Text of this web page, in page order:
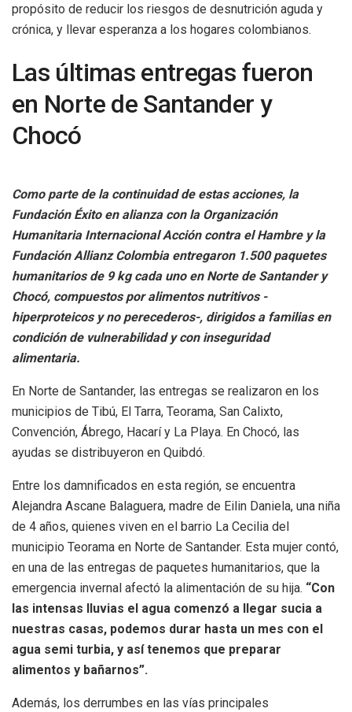
propósito de reducir los riesgos de desnutrición aguda y
crónica, y llevar esperanza a los hogares colombianos.
Las últimas entregas fueron
en Norte de Santander y
Chocó
Como parte de la continuidad de estas acciones, la
Fundación Éxito en alianza con la Organización
Humanitaria Internacional Acción contra el Hambre y la
Fundación Allianz Colombia entregaron 1.500 paquetes
humanitarios de 9 kg cada uno en Norte de Santander y
Chocó, compuestos por alimentos nutritivos -
hiperproteicos y no perecederos-, dirigidos a familias en
condición de vulnerabilidad y con inseguridad
alimentaria.
En Norte de Santander, las entregas se realizaron en los
municipios de Tibú, El Tarra, Teorama, San Calixto,
Convención, Ábrego, Hacarí y La Playa. En Chocó, las
ayudas se distribuyeron en Quibdó.
Entre los damnificados en esta región, se encuentra
Alejandra Ascane Balaguera, madre de Eilin Daniela, una niña
de 4 años, quienes viven en el barrio La Cecilia del
municipio Teorama en Norte de Santander. Esta mujer contó,
en una de las entregas de paquetes humanitarios, que la
emergencia invernal afectó la alimentación de su hija. “Con
las intensas lluvias el agua comenzó a llegar sucia a
nuestras casas, podemos durar hasta un mes con el
agua semi turbia, y así tenemos que preparar
alimentos y bañarnos”.
Además, los derrumbes en las vías principales